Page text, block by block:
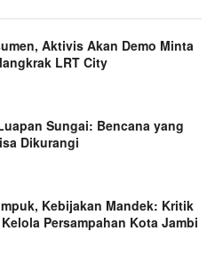
Aktivis Akan Demo Minta
LRT City
Sungai: Bencana yang
Dikurangi
Kebijakan Mandek: Kritik
Persampahan Kota Jambi